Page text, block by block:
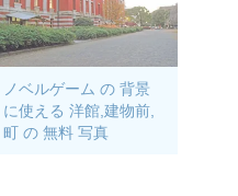
ノベルゲーム の 背景
に使える 洋館,建物前,
町 の 無料 写真